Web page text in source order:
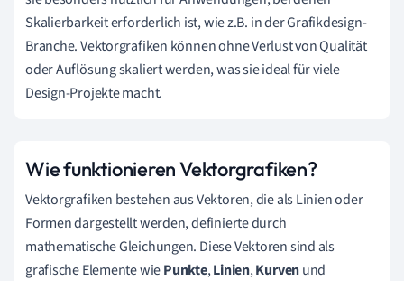
Skalierbarkeit erforderlich ist, wie z.B. in der Grafikdesign-
Branche. Vektorgrafiken können ohne Verlust von Qualität
oder Auflösung skaliert werden, was sie ideal für viele
Design-Projekte macht.
Wie funktionieren Vektorgrafiken?
Vektorgrafiken bestehen aus Vektoren, die als Linien oder
Formen dargestellt werden, definierte durch
mathematische Gleichungen. Diese Vektoren sind als
grafische Elemente wiePunkte,Linien,Kurvenund